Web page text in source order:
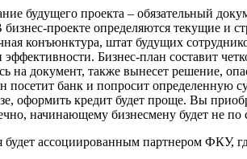
будущего проекта – обязательный
проекте определяются текущие и
конъюнктура, штат будущих
Бизнес-план составит
на документ, также вынесет решение,
банк и попросит определенную
оформить кредит будет проще. Вы
начинающему бизнесмену будет не
ассоциированным партнером ФКУ,